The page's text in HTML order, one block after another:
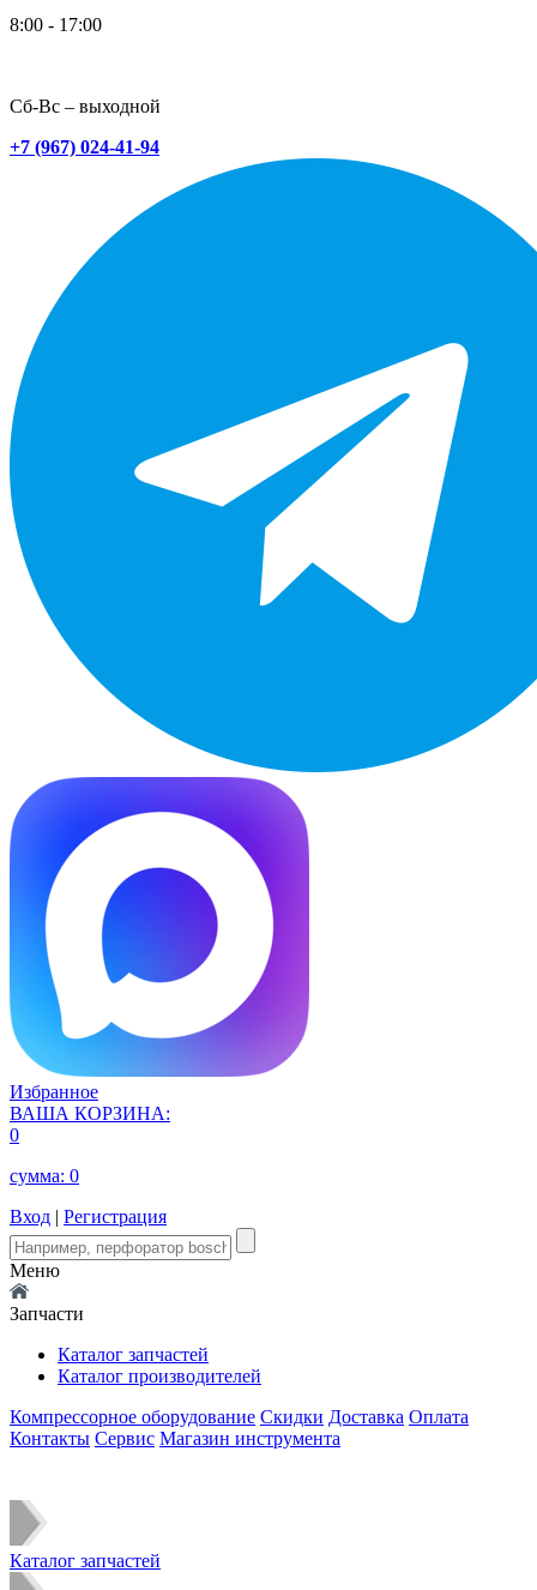
8:00 - 17:00
Сб-Вс – выходной
+7 (967) 024-41-94
Избранное
ВАША КОРЗИНА:
0
сумма: 0
Вход | Регистрация
Меню
Запчасти
Каталог запчастей
Каталог производителей
Компрессорное оборудование Скидки Доставка Оплата
Контакты Сервис Магазин инструмента
Каталог запчастей